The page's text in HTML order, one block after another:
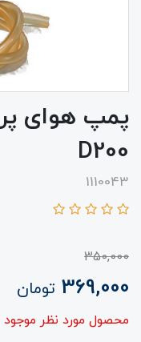
D200
1110043
350,000
369,000 تومان
محصول مورد نظر